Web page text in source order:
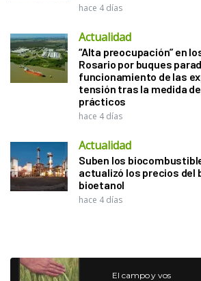
hace 4 días
Actualidad
“Alta preocupación” en
Rosario por buques
funcionamiento de las
tensión tras la medida
prácticos
hace 4 días
Actualidad
Suben los
actualizó los precios del
bioetanol
hace 4 días
El campo y vos